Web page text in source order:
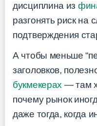
дисциплина из
разгонять риск на
подтверждения
А чтобы меньше
заголовков,
букмекерах — там
почему рынок
даже тогда, когда